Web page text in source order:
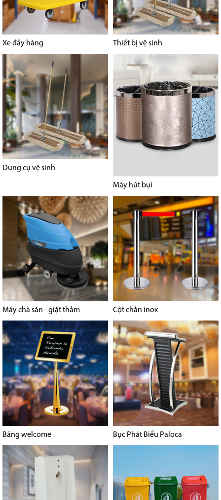
Xe đẩy hàng Thiết bị vệ sinh
Dụng cụ vệ sinh
Máy hút bụi
Máy chà sàn - giặt thảm Cột chắn inox
Bảng welcome Bục Phát Biểu Paloca